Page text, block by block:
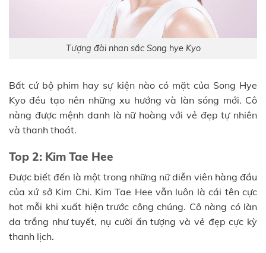
Tượng đài nhan sắc Song hye Kyo
Bất cứ bộ phim hay sự kiện nào có mặt của Song Hye
Kyo đều tạo nên những xu hướng và làn sóng mới. Cô
nàng được mệnh danh là nữ hoàng với vẻ đẹp tự nhiên
và thanh thoát.
Top 2: Kim Tae Hee
Được biết đến là một trong những nữ diễn viên hàng đầu
của xứ sở Kim Chi. Kim Tae Hee vẫn luôn là cái tên cực
hot mỗi khi xuất hiện trước công chúng. Cô nàng có làn
da trắng như tuyết, nụ cười ấn tượng và vẻ đẹp cực kỳ
thanh lịch.